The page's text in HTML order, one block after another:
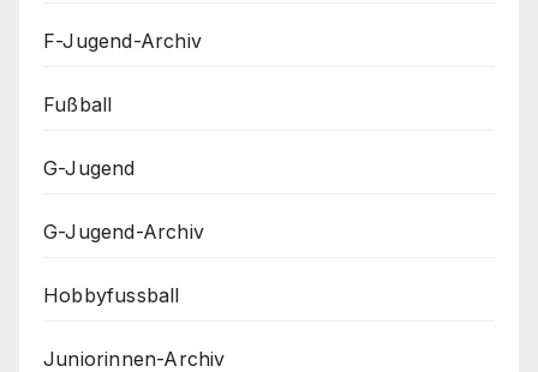
F-Jugend-Archiv
Fußball
G-Jugend
G-Jugend-Archiv
Hobbyfussball
Juniorinnen-Archiv